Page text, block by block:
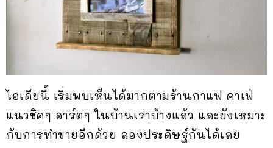
ไอเดียนี้ เริ่มพบเห็นได้มากตามร้านกาแฟ คาเฟ่
แนวชิคๆ อาร์ตๆ ในบ้านเราบ้างแล้ว และยังเหมาะ
กับการทำขายอีกด้วย ลองประดิษฐ์กันได้เลย